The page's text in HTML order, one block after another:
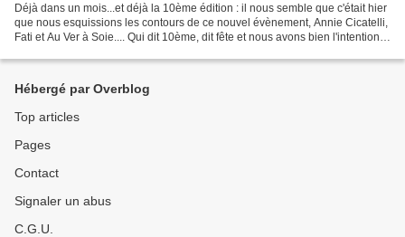
Déjà dans un mois...et déjà la 10ème édition : il nous semble que c'était hier
que nous esquissions les contours de ce nouvel évènement, Annie Cicatelli,
Fati et Au Ver à Soie.... Qui dit 10ème, dit fête et nous avons bien l'intention
Hébergé par Overblog
Top articles
Pages
Contact
Signaler un abus
C.G.U.